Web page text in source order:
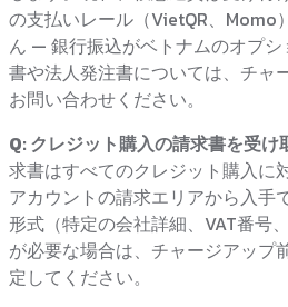
の支払いレール（VietQR、Momo
ん — 銀行振込がベトナムのオプ
書や法人発注書については、チャ
お問い合わせください。
Q: クレジット購入の請求書を受け
求書はすべてのクレジット購入に
アカウントの請求エリアから入手
形式（特定の会社詳細、VAT番号
が必要な場合は、チャージアップ
定してください。